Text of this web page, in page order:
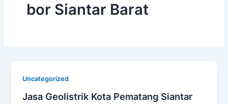
bor Siantar Barat
Uncategorized
Jasa Geolistrik Kota Pematang Siantar